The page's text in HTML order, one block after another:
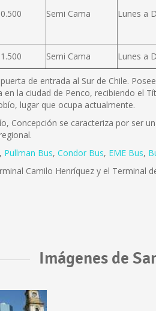
Semi Cama Lunes a
Semi Cama Lunes a
de entrada al Sur de Chile.
la ciudad de Penco, recibiendo el
lugar que ocupa actualmente.
Concepción se caracteriza por ser
, Pullman Bus, Condor Bus, EME Bus,
Camilo Henríquez y el Terminal
Imágenes de